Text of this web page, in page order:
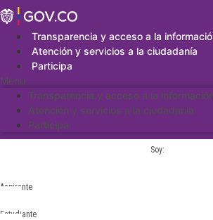
Saltar
al
contenidoTransparencia y acceso a la
Atención y servicios a la ciudadanía
Participa
Menu
Transparencia y acceso a la
Atención y servicios a la ciudadanía
Participa
Soy:
Aspirante
Estudiante